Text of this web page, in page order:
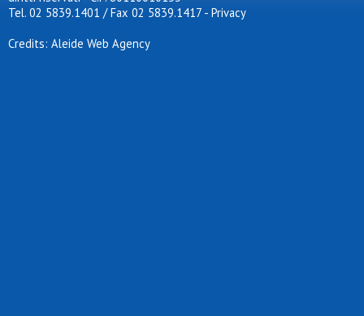
Tel. 02 5839.1401 / Fax 02 5839.1417 - Privacy
Credits: Aleide Web Agency